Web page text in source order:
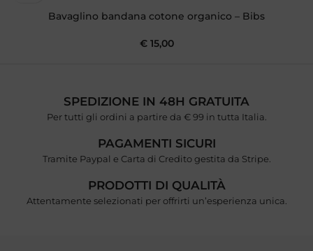
Bavaglino bandana cotone organico – Bibs
€15,00
SPEDIZIONE IN 48H GRATUITA
Per tutti gli ordini a partire da € 99 in tutta Italia.
PAGAMENTI SICURI
Tramite Paypal e Carta di Credito gestita da Stripe.
PRODOTTI DI QUALITÀ
Attentamente selezionati per offrirti un’esperienza unica.